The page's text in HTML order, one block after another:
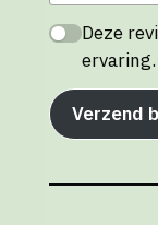
Deze
ervaring.
Verzend